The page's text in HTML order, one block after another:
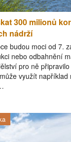
300 milionů
nádrží
budou moci od 7.
nebo odbahnění
pro ně
využít